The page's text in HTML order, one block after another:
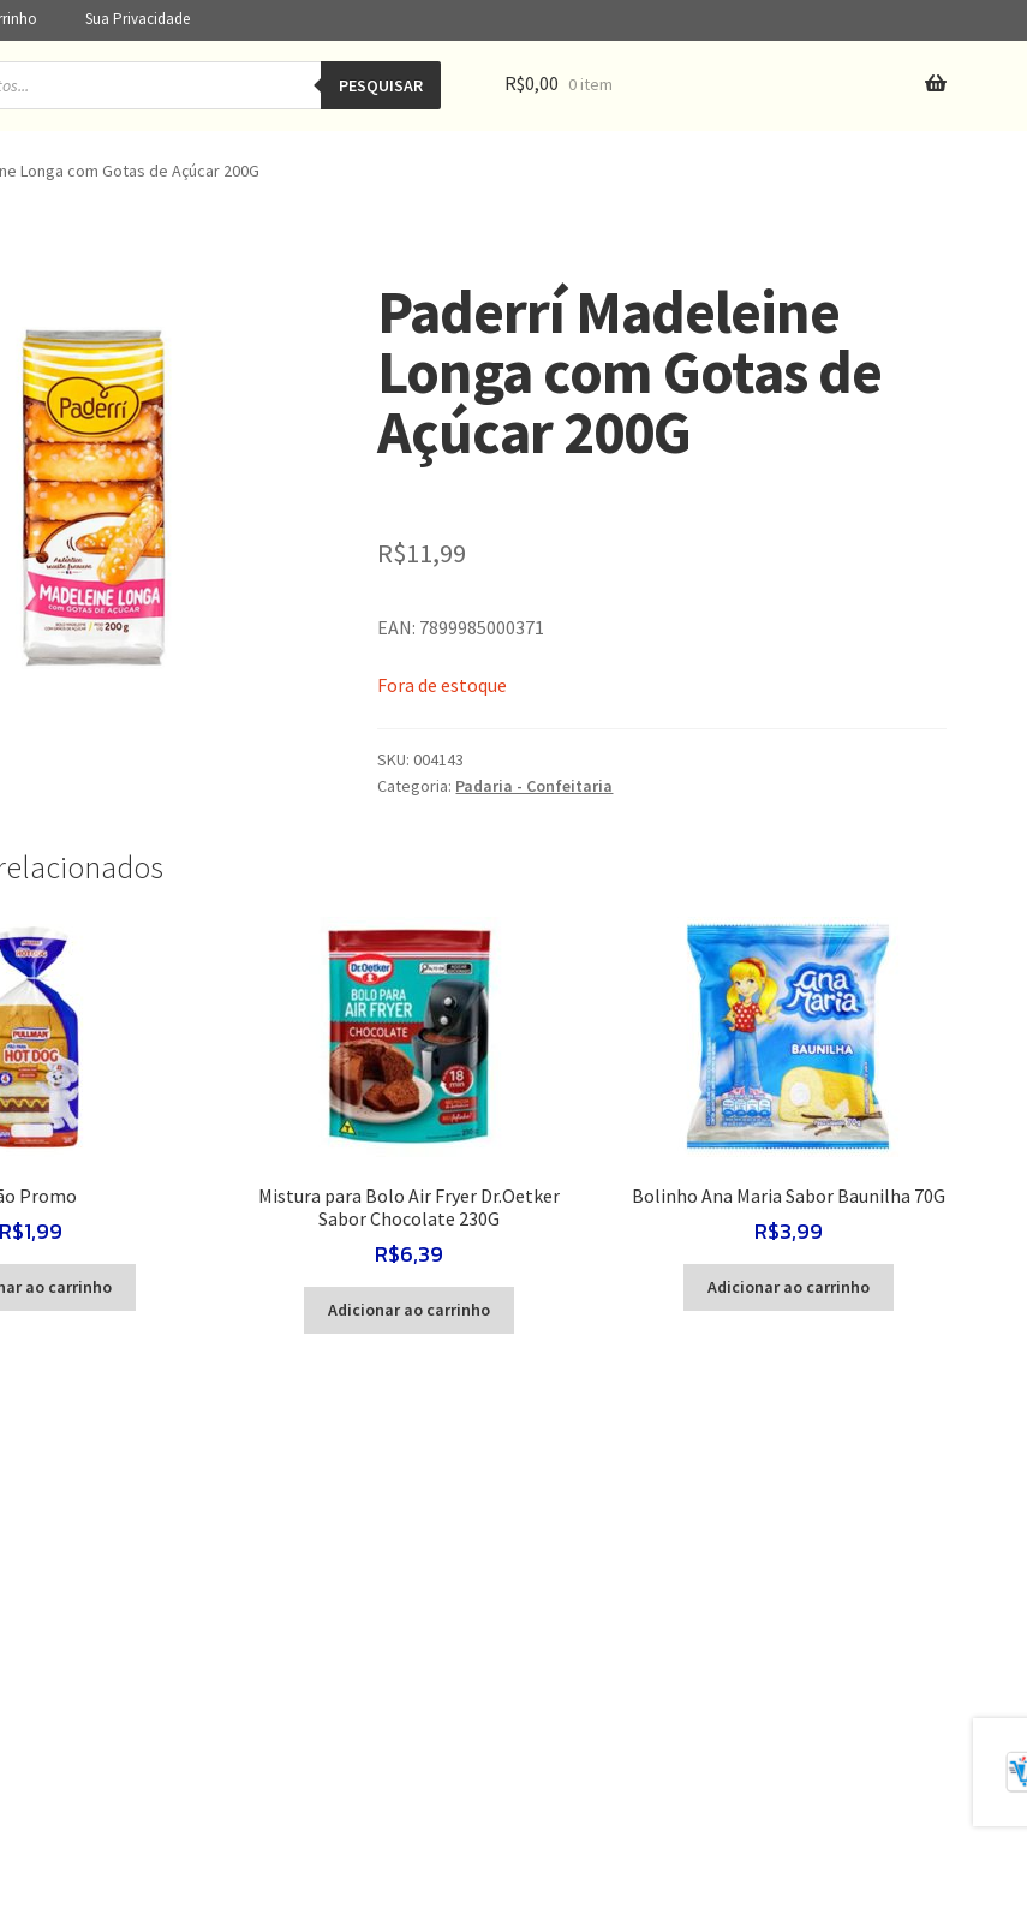
Sua Privacidade
PESQUISAR R$0,00 0 item
Longa com Gotas de Açúcar 200G
Paderrí Madeleine
Longa com Gotas de
Açúcar 200G
R$11,99
EAN: 7899985000371
Fora de estoque
SKU:004143
Categoria: Padaria - Confeitaria
Promo
R$1,99
ao carrinho
Mistura para Bolo Air Fryer Dr.Oetker
Sabor Chocolate 230G
R$6,39
Adicionar ao carrinho
Bolinho Ana Maria Sabor Baunilha 70G
R$3,99
Adicionar ao carrinho